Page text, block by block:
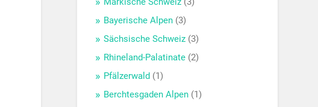
Bayerische Alpen (3)
Sächsische Schweiz (3)
Rhineland-Palatinate (2)
Pfälzerwald (1)
Berchtesgaden Alpen (1)